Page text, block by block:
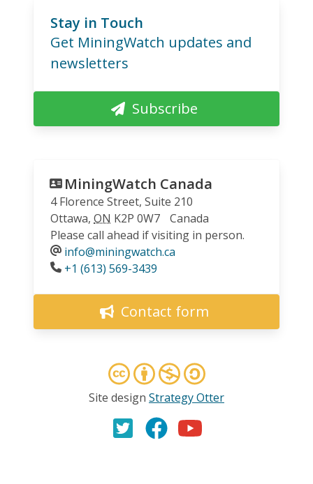
Stay in Touch
Get MiningWatch updates and
newsletters
Subscribe
MiningWatch Canada
4 Florence Street, Suite 210
Ottawa, ON K2P 0W7
Canada
Please call ahead if visiting in person.
info@miningwatch.ca
Phone
+1 (613) 569-3439
Contact form
Site design Strategy Otter